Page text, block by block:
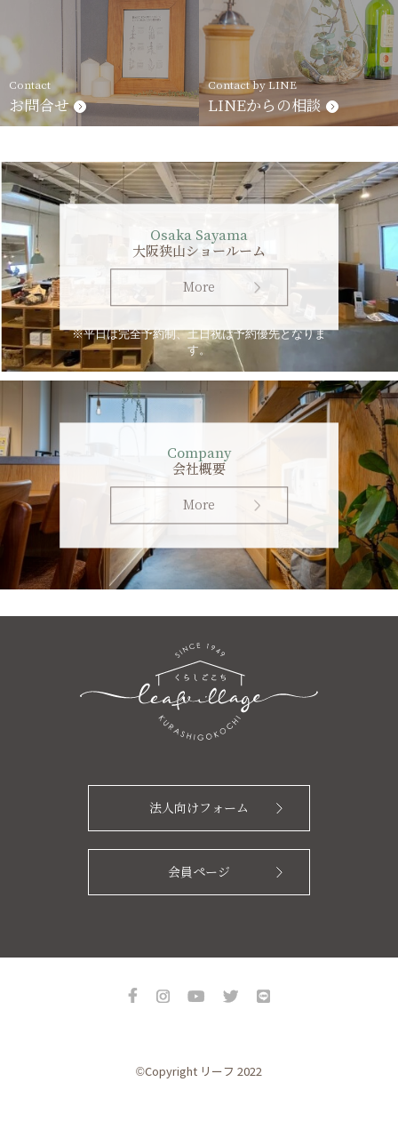
Contact
お問合せ
Contact by LINE
LINEからの相談
Osaka Sayama
大阪狭山ショールーム
More
※平日は完全予約制、土日祝は予約優先となりま
す。
Company
会社概要
More
法人向けフォーム
会員ページ
©Copyright リーフ 2022